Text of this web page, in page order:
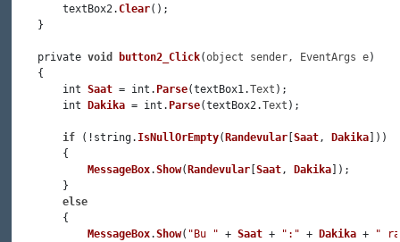
        textBox2.
Clear();
    }
    private
void button2_Click(object sender, EventArgs e)
    {
        int
Saat = int. Parse(textBox1.Text );
        int
Dakika = int. Parse(textBox2.Text );
if (!string. IsNullOrEmpty(Randevular [Saat , Dakika]))
        {
MessageBox.Show(Randevular [Saat , Dakika]);
        }
else
        {
MessageBox.Show( "Bu " + Saat + ":" + Dakika +
"